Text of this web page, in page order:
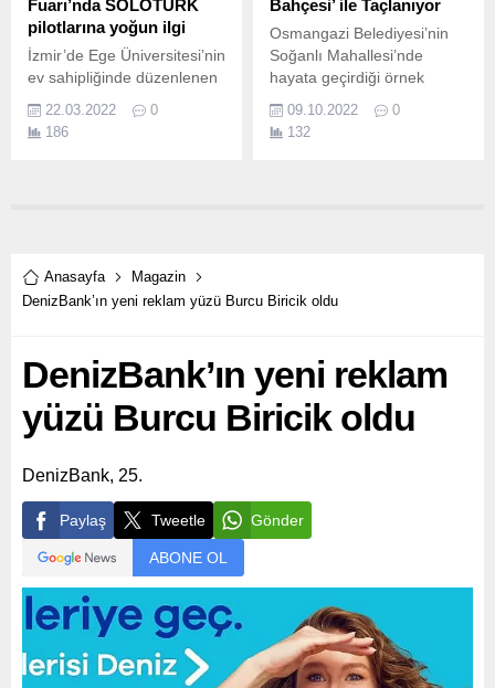
Fuarı’nda SOLOTÜRK
pilotlarına yoğun ilgi
İzmir’de Ege Üniversitesi’nin
ev sahipliğinde düzenlenen
Fuarı'na katılan
SOLOTÜRK pilotları yoğun
22.03.2022
0
186
Bahçesi’ ile Taçlanıyor
Osmangazi Belediyesi’nin
Soğanlı Mahallesi’nde
hayata geçirdiği örnek
metrekarelik alanda inşa
edilen ‘Soğanlı Millet
09.10.2022
0
132
Anasayfa
Magazin
DenizBank’ın yeni reklam yüzü Burcu Biricik oldu
DenizBank’ın yeni reklam
yüzü Burcu Biricik oldu
DenizBank, 25.
Paylaş Tweetle Gönder
ABONE OL